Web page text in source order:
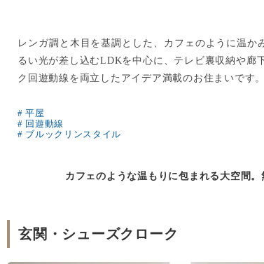
レンガ調と木目を基調とした、カフェのように温
るい光が差し込むLDKを中心に、テレビ裏収納や廊
ク回遊動線を両立したアイデア満載のお住まいです。
# 平屋
# 回遊動線
# ブルックリンスタイル
カフェのような温もりに包まれる大空間。
玄関・シューズクローク